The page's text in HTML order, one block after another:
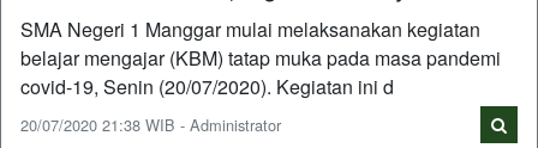
SMA Negeri 1 Manggar mulai melaksanakan kegiatan
belajar mengajar (KBM) tatap muka pada masa pandemi
covid-19, Senin (20/07/2020). Kegiatan ini d
20/07/2020 21:38 WIB - Administrator